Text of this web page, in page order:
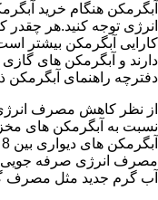
انرژی توجه کنید.هر چقدر
دفترچه راهنمای
از نظر کاهش مصرف
نسبت به آبگرمکن های
مصرف انرژی صرفه جویی
آب گرم جدید مثل مصرف